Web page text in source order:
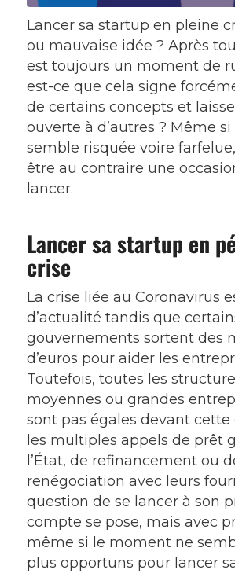
Lancer sa startup en pleine
ou mauvaise idée ? Après
est toujours un moment de
est-ce que cela signe
de certains concepts et
ouverte à d’autres ? Même si
semble risquée voire
être au contraire une
lancer.
Lancer sa startup en
crise
La crise liée au Coronavirus
d’actualité tandis que
gouvernements sortent des
d’euros pour aider les
Toutefois, toutes les
moyennes ou grandes
sont pas égales devant cette
les multiples appels de prêt
l’État, de refinancement ou
renégociation avec leurs
question de se lancer à son
compte se pose, mais avec
même si le moment ne
plus opportuns pour lancer